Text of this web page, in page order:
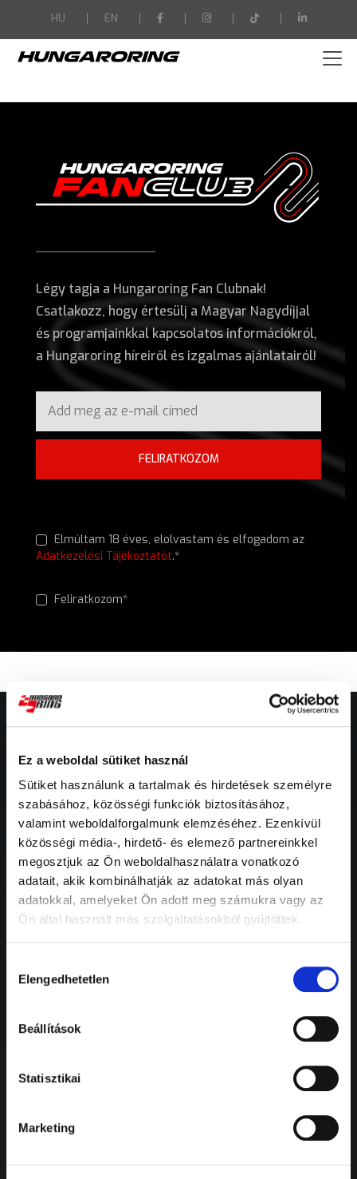
Ez a weboldal sütiket használ
Sütiket használunk a tartalmak és hirdetések személyre
szabásához, közösségi funkciók biztosításához,
valamint weboldalforgalmunk elemzéséhez. Ezenkívül
közösségi média-, hirdető- és elemező partnereinkkel
megosztjuk az Ön weboldalhasználatra vonatkozó
adatait, akik kombinálhatják az adatokat más olyan
adatokkal, amelyeket Ön adott meg számukra vagy az
Ön által használt más szolgáltatásokból gyűjtöttek.
kiválasztása
Elengedhetetlen
Beállítások
Statisztikai
Marketing
HU EN
Légy tagja a Hungaroring Fan Clubnak!
Csatlakozz, hogy értesülj a Magyar Nagydíjjal
és programjainkkal kapcsolatos információkról,
a Hungaroring híreiről és izgalmas ajánlatairól!
FELIRATKOZOM
Elmúltam 18 éves, elolvastam és elfogadom az
Adatkezelési Tájékoztatót.*
Feliratkozom*
Rólunk
A pálya története
Társadalmi szerepvállalás
Misszió
Karrier